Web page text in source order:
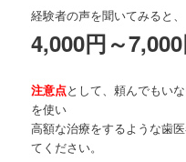
経験者の声を聞いてみると、
4,000円～
注意点として、頼んでもい
を使い
高額な治療をするような歯
てください。